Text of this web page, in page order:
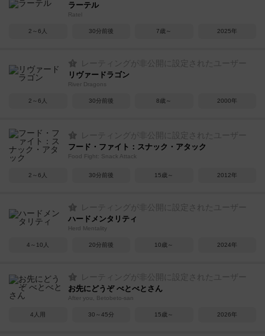
ラーテル
Ratel
2～6人 30分前後 7歳～ 2025年
レーティングが非公開に設定されたユーザー
リヴァードラゴン
River Dragons
2～6人 30分前後 8歳～ 2000年
レーティングが非公開に設定されたユーザー
フード・ファイト：スナック・アタック
Food Fight: Snack Attack
2～6人 30分前後 15歳～ 2012年
レーティングが非公開に設定されたユーザー
ハードメンタリティ
Herd Mentality
4～10人 20分前後 10歳～ 2024年
レーティングが非公開に設定されたユーザー
お先にどうぞ べとべとさん
After you, Betobeto-san
4人用 30～45分 15歳～ 2026年